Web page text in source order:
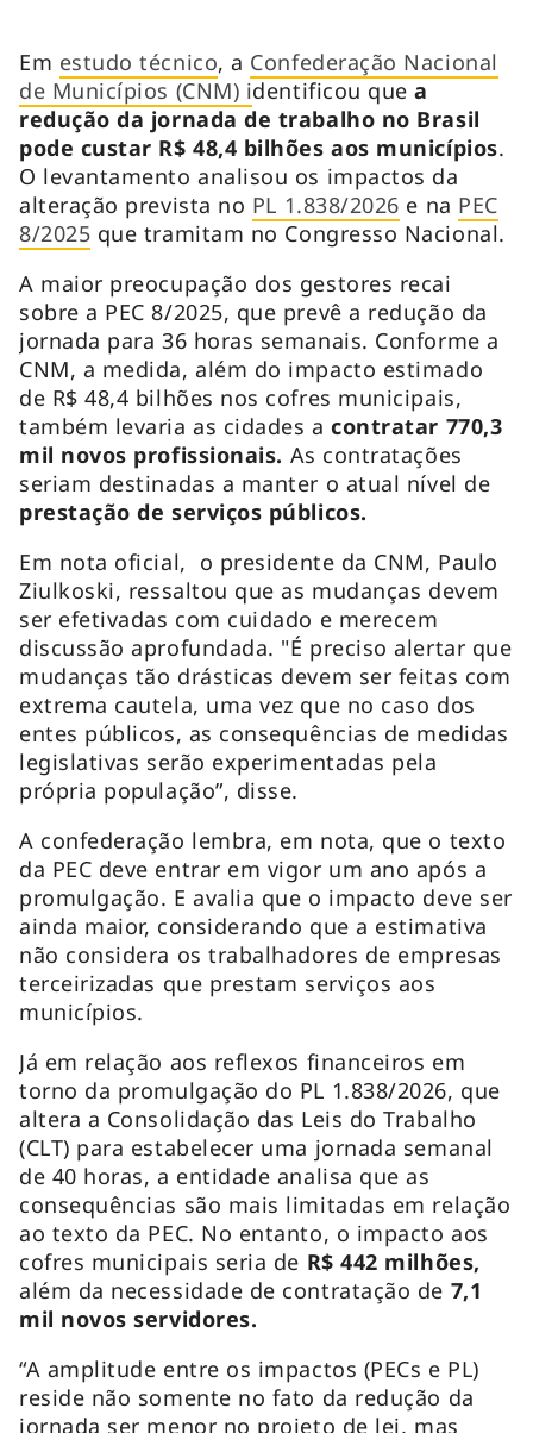
Em estudo técnico, a Confederação Nacional
de Municípios (CNM) identificou quea
redução da jornada de trabalho no Brasil
pode custar R$ 48,4 bilhões aos municípios.
O levantamento analisou os impactos da
alteração prevista no PL 1.838/2026 e na PEC
8/2025 que tramitam no Congresso Nacional.
A maior preocupação dos gestores recai
sobre a PEC 8/2025, que prevê a redução da
jornada para 36 horas semanais. Conforme a
CNM, a medida, além do impacto estimado
de R$ 48,4 bilhões nos cofres municipais,
também levaria as cidades a contratar 770,3
mil novos profissionais. As contratações
seriam destinadas a manter o atual nível de
prestação de serviços públicos.
Em nota oficial, o presidente da CNM, Paulo
Ziulkoski, ressaltou que as mudanças devem
ser efetivadas com cuidado e merecem
discussão aprofundada. "É preciso alertar que
mudanças tão drásticas devem ser feitas com
extrema cautela, uma vez que no caso dos
entes públicos, as consequências de medidas
legislativas serão experimentadas pela
própria população”, disse.
A confederação lembra, em nota, que o texto
da PEC deve entrar em vigor um ano após a
promulgação. E avalia que o impacto deve ser
ainda maior, considerando que a estimativa
não considera os trabalhadores de empresas
terceirizadas que prestam serviços aos
municípios.
Já em relação aos reflexos financeiros em
torno da promulgação do PL 1.838/2026, que
altera a Consolidação das Leis do Trabalho
(CLT) para estabelecer uma jornada semanal
de 40 horas, a entidade analisa que as
consequências são mais limitadas em relação
ao texto da PEC. No entanto, o impacto aos
cofres municipais seria de R$ 442 milhões,
além da necessidade de contratação de 7,1
mil novos servidores.
“A amplitude entre os impactos (PECs e PL)
reside não somente no fato da redução da
jornada ser menor no projeto de lei, mas